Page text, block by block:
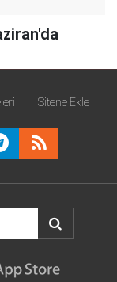
Sitene Ekle